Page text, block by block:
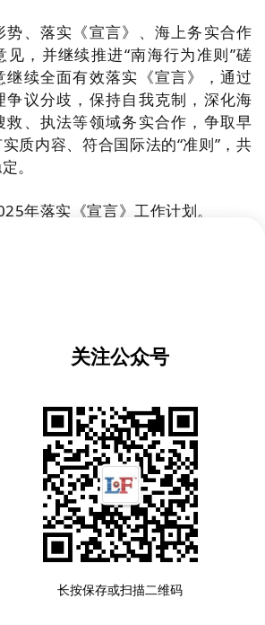
势、落实《宣言》、海上务实合作
见，并继续推进“南海行为准则”磋
继续全面有效落实《宣言》，通过
争议分歧，保持自我克制，深化海
救、执法等领域务实合作，争取早
质内容、符合国际法的“准则”，共
。
年落实《宣言》工作计划。
关注公众号
长按保存或扫描二维码
公司介绍 | 注意事项